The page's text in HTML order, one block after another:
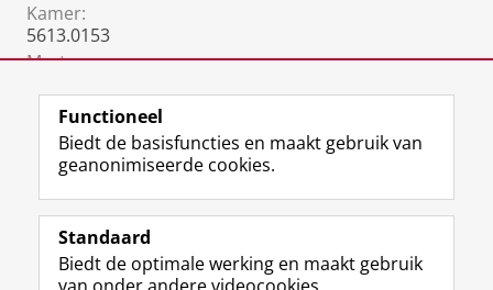
Kamer:
5613.0153
Mart:
Volg de RUG
F
a
e
L
i
k
R
S
-
I
n
t
Y
o
T
Studiekiezers
Functioneel
Biedt de basisfuncties en maakt gebruik van
geanonimiseerde cookies.
Standaard
Biedt de optimale werking en maakt gebruik